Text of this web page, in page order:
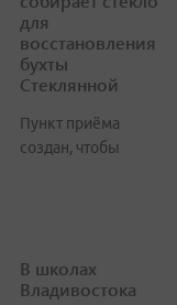
для
восстановления
бухты
Стеклянной
Пункт приёма
создан, чтобы
В школах
Владивостока